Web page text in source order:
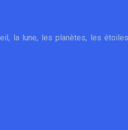
la lune, les planètes, les